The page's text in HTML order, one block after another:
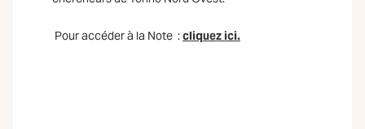
Pour accéder à la Note :cliquez ici.